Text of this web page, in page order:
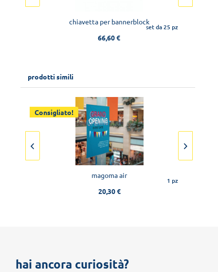
chiavetta per bannerblock
66,60 €
set da 25 pz
prodotti simili
Consigliato!
magoma air
20,30 €
1 pz
hai ancora curiosità?